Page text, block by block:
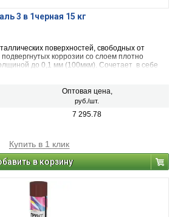
3 в 1черная 15 кг
поверхностей, свободных от
коррозии со слоем плотно
до 0,1 мм (100мкм). Сочетает в себе
изделий, подвергающихся
и/или эксплуатируемых внутри помещений
воздействия на организм человека.
Оптовая цена,
руб./шт.
7 295.78
Купить в 1 клик
в корзину